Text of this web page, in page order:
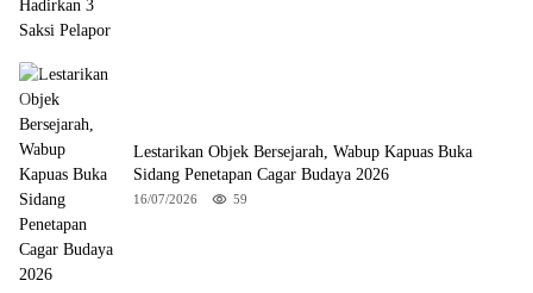
Lestarikan Objek Bersejarah, Wabup Kapuas Buka
Sidang Penetapan Cagar Budaya 2026
16/07/2026 59